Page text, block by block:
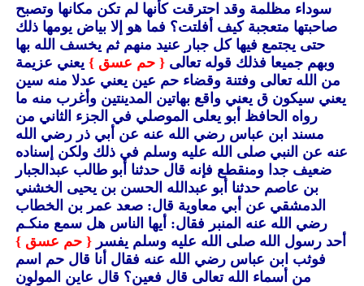
سوداء مظلمة وقد احترقت كأنها لم تكن مكانها وتصبح
صاحبتها متعجبة كيف أفلتت؟ فما هو إلا بياض يومها ذلك
حتى يجتمع فيها كل جبار عنيد منهم ثم يخسف الله بها
وبهم جميعا فذلك قوله تعالى { حم عسق }يعني عزيمة
من الله تعالى وفتنة وقضاء حم عين يعني عدلا منه سين
يعني سيكون ق يعني واقع بهاتين المدينتين وأغرب منه ما
رواه الحافظ أبو يعلى الموصلي في الجزء الثاني من
مسند ابن عباس رضي الله عنه عن أبي ذر رضي الله
عنه عن النبي صلى الله عليه وسلم في ذلك ولكن إسناده
ضعيف جدا ومنقطع فإنه قال حدثنا أبو طالب عبدالجبار
بن عاصم حدثنا أبو عبدالله الحسن بن يحيى الخشني
الدمشقي عن أبي معاوية قال: صعد عمر بن الخطاب
رضي الله عنه المنبر فقال: أيها الناس هل سمع منكـم
أحد رسول الله صلى الله عليه وسلم يفسر { حم عسق }
فوثب ابن عباس رضي الله عنه فقال أنا قال حم اسم
من أسماء الله تعالى قال فعين؟ قال عاين المولون